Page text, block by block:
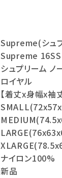
Supreme(シュ
Supreme
シュプリーム ノ
ロイヤル
【着丈x身幅x袖
ナイロン100%
新品